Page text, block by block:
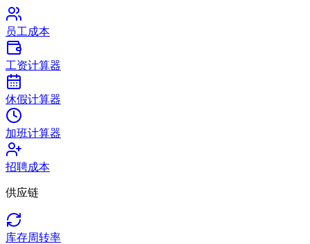
员工成本
工资计算器
休假计算器
加班计算器
招聘成本
供应链
库存周转率